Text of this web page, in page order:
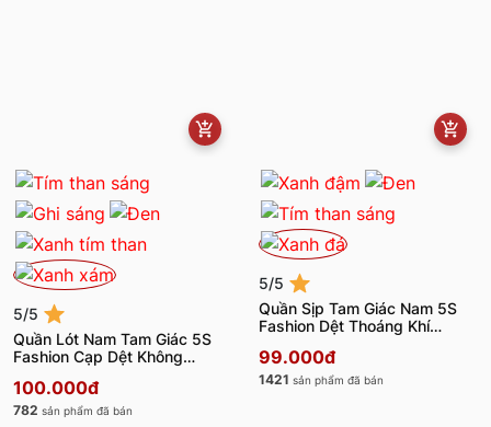
5/5
Quần Lót Nam Tam Giác 5S
Fashion Cạp Dệt Không
100.000đ
782 sản phẩm đã bán
5/5
Quần Sịp Tam Giác Nam 5S
Fashion Dệt Thoáng Khí
99.000đ
1421 sản phẩm đã bán